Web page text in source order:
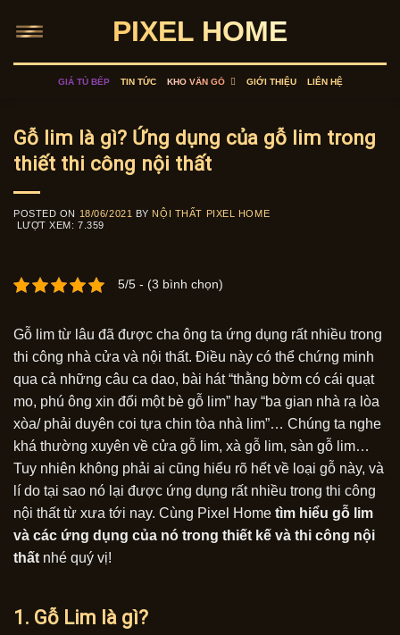
PIXEL HOME
GIÁ TỦ BẾP TIN TỨC KHO VÂN GỖ GIỚI THIỆU LIÊN HỆ
Gỗ lim là gì? Ứng dụng của gỗ lim trong
thiết thi công nội thất
POSTED ON 18/06/2021 BY NỘI THẤT PIXEL HOME
LƯỢT XEM: 7.359
5/5 - (3 bình chọn)
Gỗ lim từ lâu đã được cha ông ta ứng dụng rất nhiều trong
thi công nhà cửa và nội thất. Điều này có thể chứng minh
qua cả những câu ca dao, bài hát “thằng bờm có cái quạt
mo, phú ông xin đổi một bè gỗ lim” hay “ba gian nhà rạ lòa
xòa/ phải duyên coi tựa chin tòa nhà lim”… Chúng ta nghe
khá thường xuyên về cửa gỗ lim, xà gỗ lim, sàn gỗ lim…
Tuy nhiên không phải ai cũng hiểu rõ hết về loại gỗ này, và
lí do tại sao nó lại được ứng dụng rất nhiều trong thi công
nội thất từ xưa tới nay. Cùng Pixel Home tìm hiểu gỗ lim
và các ứng dụng của nó trong thiết kế và thi công nội
thất nhé quý vị!
1. Gỗ Lim là gì?